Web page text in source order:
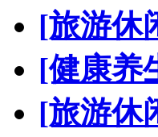
[旅游休
[健康养
[旅游休